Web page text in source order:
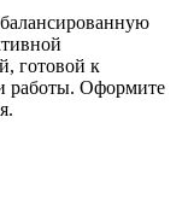
готовой к
работы. Оформите